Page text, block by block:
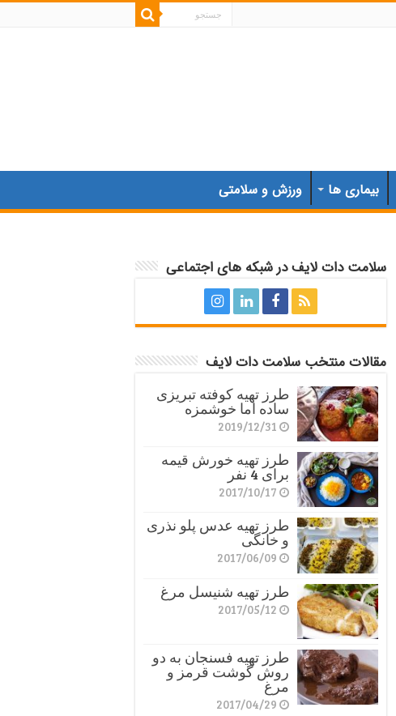
بیماری ها ورزش و سلامتی
سلامت دات لایف در شبکه های اجتماعی
مقالات منتخب سلامت دات لایف
طرز تهیه کوفته تبریزی
ساده اما خوشمزه
2019/12/31
طرز تهیه خورش قیمه
برای 4 نفر
2017/10/17
طرز تهیه عدس پلو نذری
و خانگی
2017/06/09
طرز تهیه شنیسل مرغ
2017/05/12
طرز تهیه فسنجان به دو
روش گوشت قرمز و
مرغ
2017/04/29